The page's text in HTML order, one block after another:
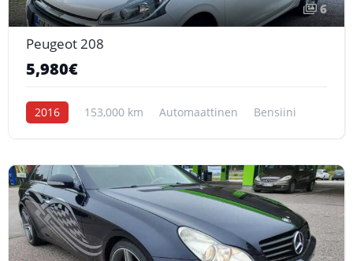
6
Peugeot 208
5,980€
2016 153,000 km Automaattinen Bensiini